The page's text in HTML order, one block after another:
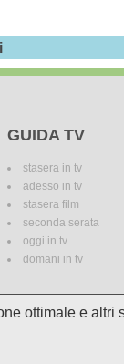
GUIDA TV
stasera in tv
adesso in tv
stasera film
seconda serata
oggi in tv
domani in tv
I palinsesti potrebbero
ottimale e